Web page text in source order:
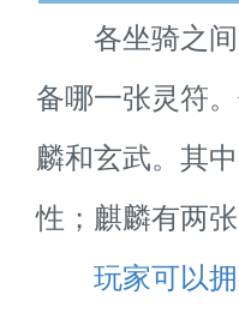
各坐骑之间
备哪一张灵符
麟和玄武。其
性；麒麟有两
玩家可以